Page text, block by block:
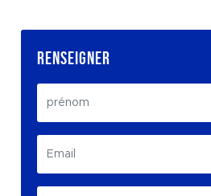
RENSEIGNER